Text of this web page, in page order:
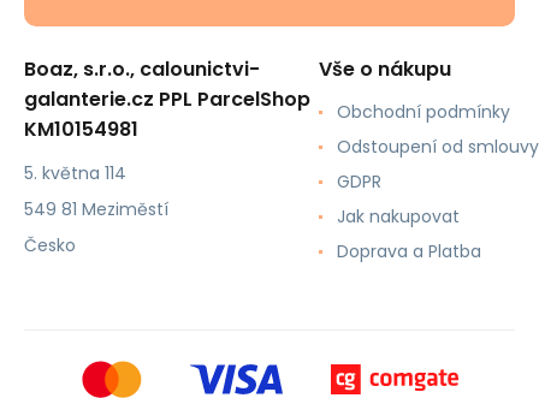
Boaz, s.r.o., calounictvi-
galanterie.cz PPL ParcelShop
KM10154981
5. května 114
549 81 Meziměstí
Česko
Vše o nákupu
Obchodní podmínky
Odstoupení od smlouvy
GDPR
Jak nakupovat
Doprava a Platba